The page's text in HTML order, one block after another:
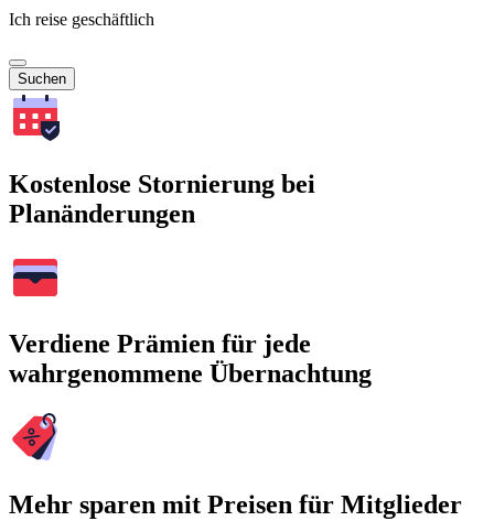
Ich reise geschäftlich
Suchen
Kostenlose Stornierung bei
Planänderungen
Verdiene Prämien für jede
wahrgenommene Übernachtung
Mehr sparen mit Preisen für Mitglieder